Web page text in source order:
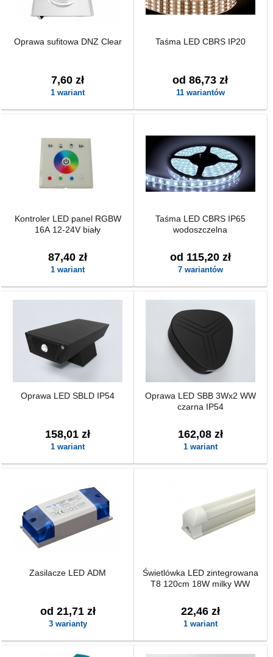
Oprawa sufitowa DNZ Clear
7,60 zł
1 wariant
Taśma LED CBRS IP20
od 86,73 zł
11 wariantów
Kontroler LED panel RGBW
16A 12-24V biały
87,40 zł
1 wariant
Taśma LED CBRS IP65
wodoszczelna
od 115,20 zł
7 wariantów
Oprawa LED SBLD IP54
158,01 zł
1 wariant
Oprawa LED SBB 3Wx2 WW
czarna IP54
162,08 zł
1 wariant
Zasilacze LED ADM
od 21,71 zł
3 warianty
Świetlówka LED zintegrowana
T8 120cm 18W milky WW
22,46 zł
1 wariant